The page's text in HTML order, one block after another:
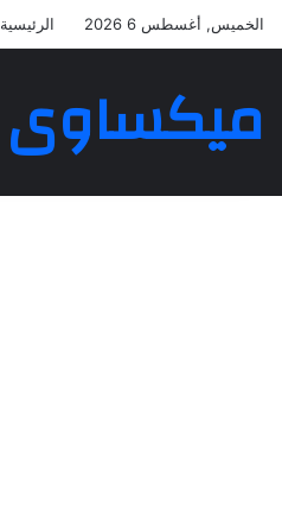
الخميس, أغسطس 6 2026 الرئيسية
ميكساوى